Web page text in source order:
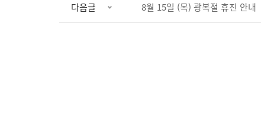
다음글 8월 15일 (목) 광복절 휴진 안내